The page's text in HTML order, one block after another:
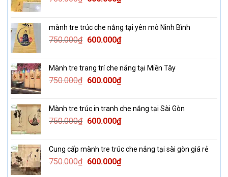
750.000₫.600.000₫.
mành tre trúc che nắng tại yên mô Ninh Bình
750.000₫ Original
750.000₫.
600.000₫Current
600.000₫.
Mành tre trang trí che nắng tại Miền Tây
750.000₫ Original
750.000₫.
600.000₫Current
600.000₫.
Mành tre trúc in tranh che nắng tại Sài Gòn
750.000₫ Original
750.000₫.
600.000₫Current
600.000₫.
Cung cấp mành tre trúc che nắng tại sài gòn giá rẻ
750.000₫ Original
600.000₫Current